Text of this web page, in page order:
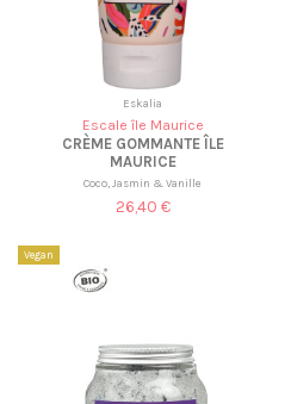
Eskalia
Escale île Maurice
CRÈME GOMMANTE ÎLE
MAURICE
Coco, Jasmin & Vanille
26,40 €
Vegan